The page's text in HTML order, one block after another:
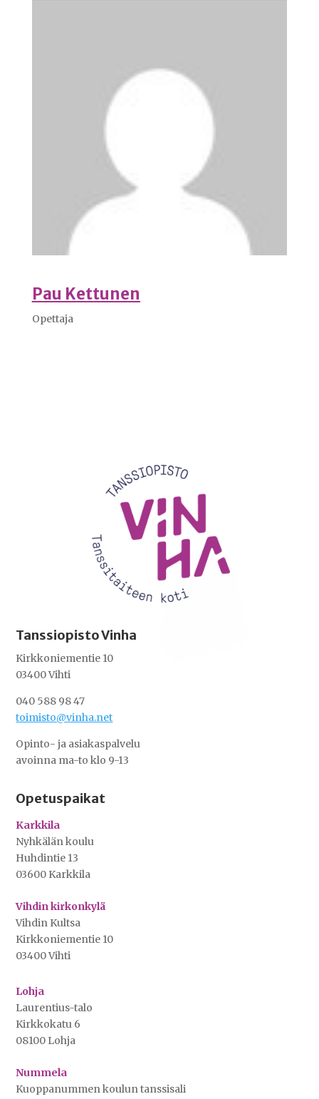
Pau Kettunen
Opettaja
Tanssiopisto Vinha
Kirkkoniementie 10
03400 Vihti
040 588 98 47
toimisto@vinha.net
Opinto- ja asiakaspalvelu
avoinna ma-to klo 9-13
Opetuspaikat
Karkkila
Nyhkälän koulu
Huhdintie 13
03600 Karkkila
Vihdin kirkonkylä
Vihdin Kultsa
Kirkkoniementie 10
03400 Vihti
Lohja
Laurentius-talo
Kirkkokatu 6
08100 Lohja
Nummela
Kuoppanummen koulun tanssisali